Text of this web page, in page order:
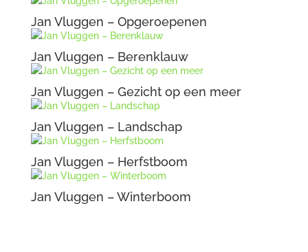
Jan Vluggen – Opgeroepenen
Jan Vluggen – Berenklauw
Jan Vluggen – Gezicht op een meer
Jan Vluggen – Landschap
Jan Vluggen – Herfstboom
Jan Vluggen – Winterboom